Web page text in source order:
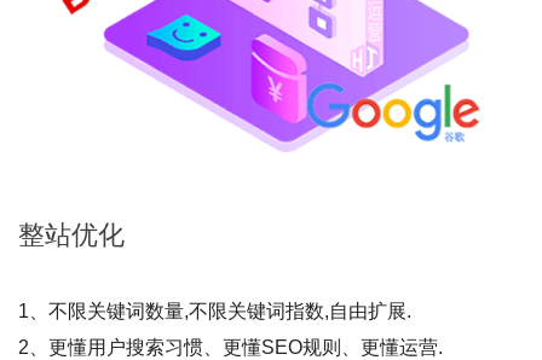
整站优化
1、不限关键词数量,不限关键词指数,自由扩展.
2、更懂用户搜索习惯、更懂SEO规则、更懂运营.